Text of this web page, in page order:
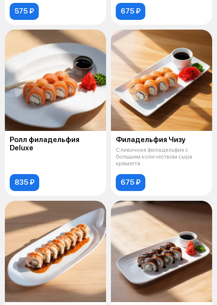
575 ₽ 675 ₽
Ролл филадельфия
Deluxe
835 ₽
Филадельфия Чизу
Сливочная филадельфия с
большим количеством сыра
креметта
675 ₽